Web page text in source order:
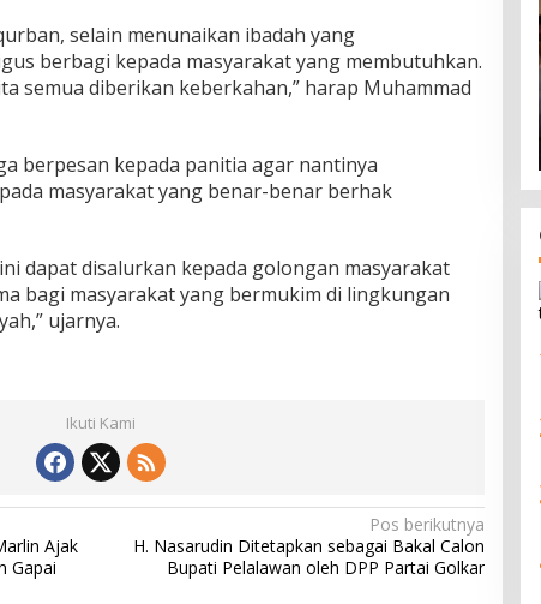
selain menunaikan ibadah yang
berbagi kepada masyarakat yang membutuhkan.
semua diberikan keberkahan,” harap Muhammad
berpesan kepada panitia agar nantinya
masyarakat yang benar-benar berhak
dapat disalurkan kepada golongan masyarakat
bagi masyarakat yang bermukim di lingkungan
ujarnya.
Ikuti Kami
Ajak
Gapai
Pos berikutnya
H. Nasarudin Ditetapkan sebagai Bakal Calon
Bupati Pelalawan oleh DPP Partai Golkar
Ini Dia
dengan